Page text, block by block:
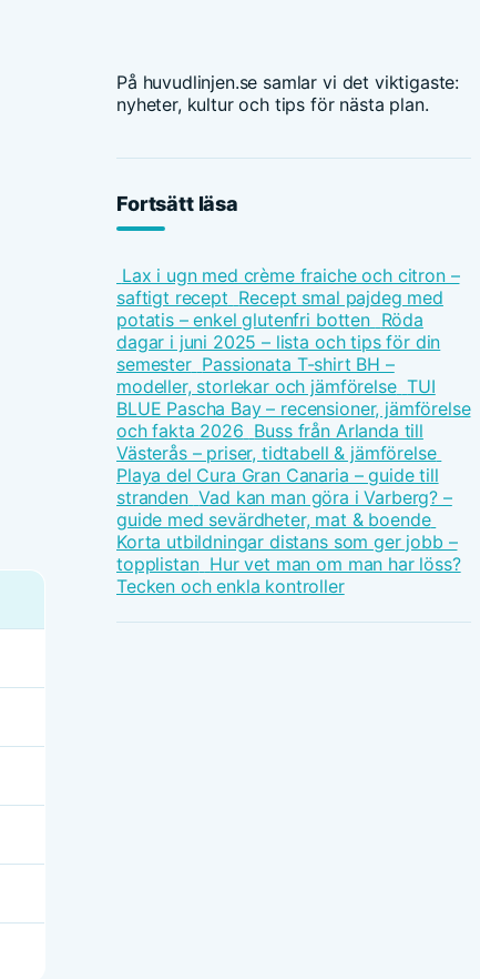
På huvudlinjen.se samlar vi det viktigaste:
nyheter, kultur och tips för nästa plan.
Fortsätt läsa
Lax i ugn med crème fraiche och citron –
saftigt recept Recept smal pajdeg med
potatis – enkel glutenfri botten Röda
dagar i juni 2025 – lista och tips för din
semester Passionata T-shirt BH –
modeller, storlekar och jämförelse TUI
BLUE Pascha Bay – recensioner, jämförelse
och fakta 2026 Buss från Arlanda till
Västerås – priser, tidtabell & jämförelse
Playa del Cura Gran Canaria – guide till
stranden Vad kan man göra i Varberg? –
guide med sevärdheter, mat & boende
Korta utbildningar distans som ger jobb –
topplistan Hur vet man om man har löss?
Tecken och enkla kontroller